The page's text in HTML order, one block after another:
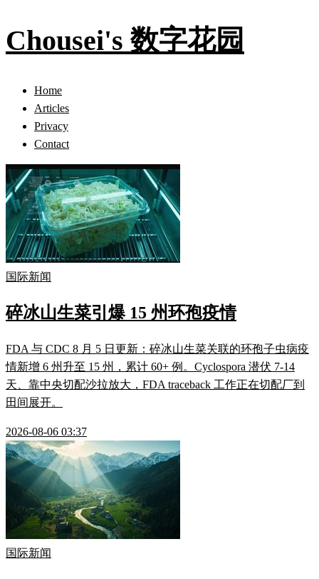
Chousei's 数字花园
Home
Articles
Privacy
Contact
国际新闻
碎冰山生菜引爆 15 州环孢疫情
FDA 与 CDC 8 月 5 日更新：碎冰山生菜关联的环孢子虫病疫
情新增 6 州升至 15 州，累计 60+ 例。Cyclospora 潜伏 7-14
天、靠中央切配沙拉放大，FDA traceback 工作正在切配厂到
田间展开。
2026-08-06 03:37
国际新闻